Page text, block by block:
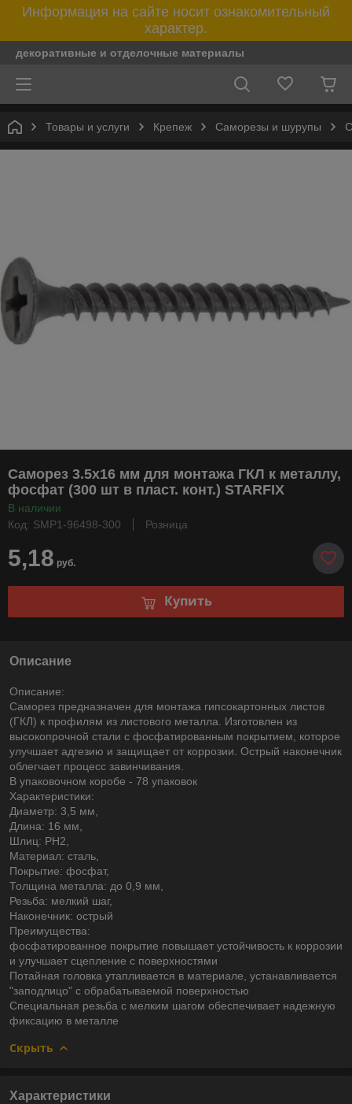
Информация на сайте носит ознакомительный
характер.
декоративные и отделочные материалы
Товары и услуги Крепеж Саморезы и шурупы
Саморез 3.5х16 мм для монтажа ГКЛ к металлу,
фосфат (300 шт в пласт. конт.) STARFIX
В наличии
Код: SMP1-96498-300
Розница
5,18 руб.
Купить
Описание
Описание:
Саморез предназначен для монтажа гипсокартонных листов
(ГКЛ) к профилям из листового металла. Изготовлен из
высокопрочной стали с фосфатированным покрытием, которое
улучшает адгезию и защищает от коррозии. Острый наконечник
облегчает процесс завинчивания.
В упаковочном коробе - 78 упаковок
Характеристики:
Диаметр: 3,5 мм,
Длина: 16 мм,
Шлиц: PН2,
Материал: сталь,
Покрытие: фосфат,
Толщина металла: до 0,9 мм,
Резьба: мелкий шаг,
Наконечник: острый
Преимущества:
фосфатированное покрытие повышает устойчивость к коррозии
и улучшает сцепление с поверхностями
Потайная головка утапливается в материале, устанавливается
"заподлицо" с обрабатываемой поверхностью
Специальная резьба с мелким шагом обеспечивает надежную
фиксацию в металле
Скрыть
Характеристики